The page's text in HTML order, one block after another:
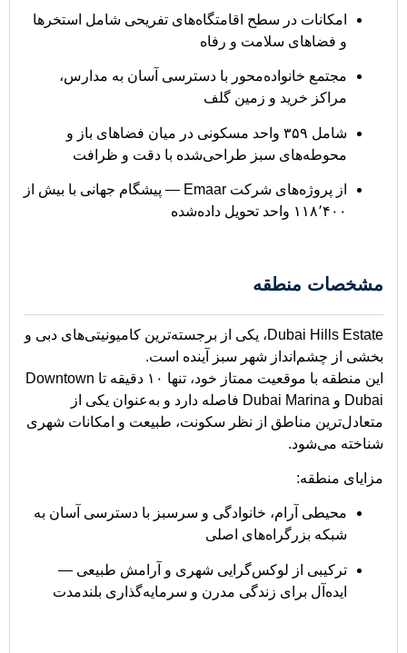
امکانات در سطح اقامتگاه‌های تفریحی شامل استخرها
و فضاهای سلامت و رفاه
مجتمع خانواد‌ه‌محور با دسترسی آسان به مدارس،
مراکز خرید و زمین گلف
شامل ۳۵۹ واحد مسکونی در میان فضاهای باز و
محوطه‌های سبز طراحی‌شده با دقت و ظرافت
از پروژه‌های شرکت Emaar — پیشگام جهانی با بیش از
۱۱۸٬۴۰۰ واحد تحویل داده‌شده
مشخصات منطقه
Dubai Hills Estate، یکی از برجسته‌ترین کامیونیتی‌های دبی و
بخشی از چشم‌انداز شهر سبز آینده است.
این منطقه با موقعیت ممتاز خود، تنها ۱۰ دقیقه تا Downtown
Dubai و Dubai Marina فاصله دارد و به‌عنوان یکی از
متعادل‌ترین مناطق از نظر سکونت، طبیعت و امکانات شهری
شناخته می‌شود.
مزایای منطقه:
محیطی آرام، خانوادگی و سرسبز با دسترسی آسان به
شبکه بزرگراه‌های اصلی
ترکیبی از لوکس‌گرایی شهری و آرامش طبیعی —
ایده‌آل برای زندگی مدرن و سرمایه‌گذاری بلندمدت